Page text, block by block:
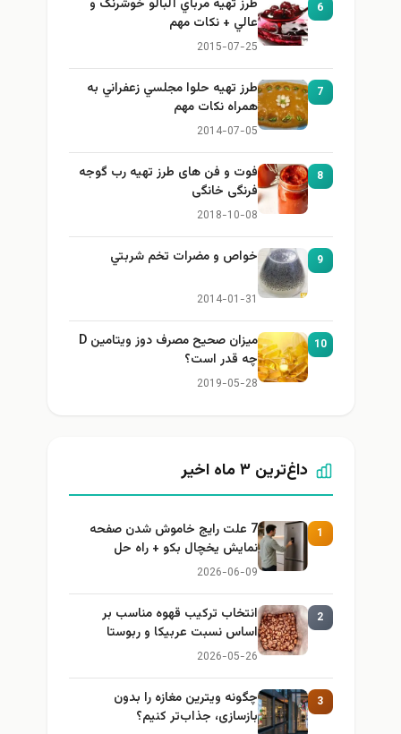
6
طرز تهيه مرباي آلبالو خوشرنگ و
عالي + نكات مهم
2015-07-25
7
طرز تهيه حلوا مجلسي زعفراني به
همراه نكات مهم
2014-07-05
8
فوت و فن های طرز تهیه رب گوجه
فرنگی خانگی
2018-10-08
9 خواص و مضرات تخم شربتي
2014-01-31
10
میزان صحیح مصرف دوز ویتامین D
چه قدر است؟
2019-05-28
داغ‌ترین ۳ ماه اخیر
1
7 علت رایج خاموش شدن صفحه
نمایش یخچال بکو + راه حل
2026-06-09
2
انتخاب ترکیب قهوه مناسب بر
اساس نسبت عربیکا و ربوستا
2026-05-26
3
چگونه ویترین مغازه را بدون
بازسازی، جذاب‌تر کنیم؟